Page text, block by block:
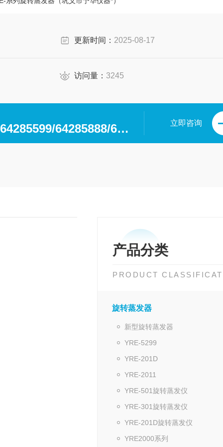
更新时间： 2025-08-17
访问量：3245
0371-64280063/64285599/64285888/64285599/64285318/64285369/64285222 立即咨询
产品分类
PRODUCT
旋转蒸发器
新型旋转蒸发器
YRE-5299
YRE-201D
YRE-2011
YRE-501旋转蒸发仪
YRE-301旋转蒸发仪
YRE-201D旋转蒸发仪
YRE2000系列